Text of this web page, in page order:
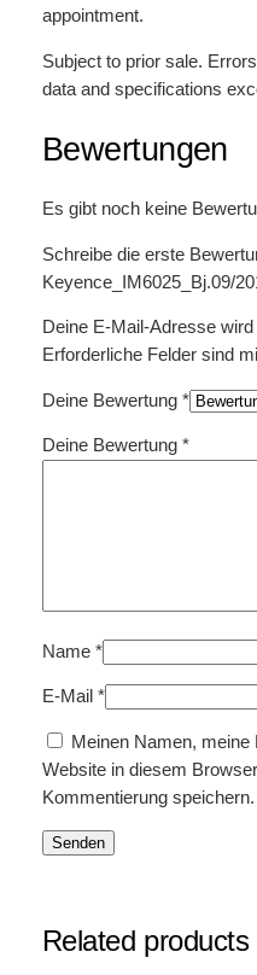
appointment.
Subject to prior sale.
data and specifications
Bewertungen
Es gibt noch keine
Schreibe die erste
Keyence_IM6025_Bj.09/
Deine E-Mail-Adresse
Erforderliche Felder sind
Deine Bewertung *
Deine Bewertung *
Name *
E-Mail *
Meinen Namen,
Website in diesem
Kommentierung speichern.
Related products